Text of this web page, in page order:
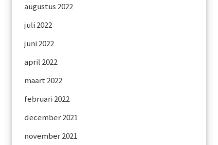
augustus 2022
juli 2022
juni 2022
april 2022
maart 2022
februari 2022
december 2021
november 2021